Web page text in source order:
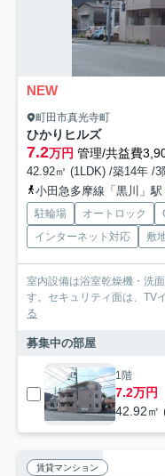
NEW
町田市真光寺町
ひかりヒルズ
7.2万円 管理/共益費
42.92㎡ (1LDK) /築14年 /3
小田急多摩線「黒川」
駐輪場 オートロック
インターネット対応
敷
室内設備は浴室乾燥機・洗
す。セキュリティ面は、TV
る
募集中の部屋
1階
7.2万円
42.92㎡
賃貸マンション